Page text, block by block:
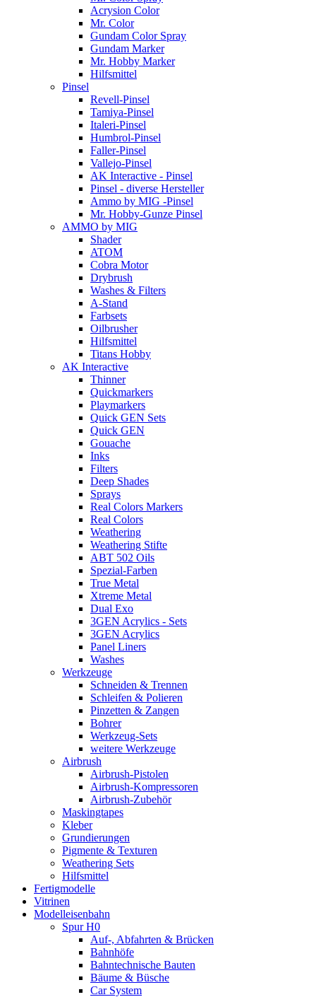
Acrysion Color
Mr. Color
Gundam Color Spray
Gundam Marker
Mr. Hobby Marker
Hilfsmittel
Pinsel
Revell-Pinsel
Tamiya-Pinsel
Italeri-Pinsel
Humbrol-Pinsel
Faller-Pinsel
Vallejo-Pinsel
AK Interactive - Pinsel
Pinsel - diverse Hersteller
Ammo by MIG -Pinsel
Mr. Hobby-Gunze Pinsel
AMMO by MIG
Shader
ATOM
Cobra Motor
Drybrush
Washes & Filters
A-Stand
Farbsets
Oilbrusher
Hilfsmittel
Titans Hobby
AK Interactive
Thinner
Quickmarkers
Playmarkers
Quick GEN Sets
Quick GEN
Gouache
Inks
Filters
Deep Shades
Sprays
Real Colors Markers
Real Colors
Weathering
Weathering Stifte
ABT 502 Oils
Spezial-Farben
True Metal
Xtreme Metal
Dual Exo
3GEN Acrylics - Sets
3GEN Acrylics
Panel Liners
Washes
Werkzeuge
Schneiden & Trennen
Schleifen & Polieren
Pinzetten & Zangen
Bohrer
Werkzeug-Sets
weitere Werkzeuge
Airbrush
Airbrush-Pistolen
Airbrush-Kompressoren
Airbrush-Zubehör
Maskingtapes
Kleber
Grundierungen
Pigmente & Texturen
Weathering Sets
Hilfsmittel
Fertigmodelle
Vitrinen
Modelleisenbahn
Spur H0
Auf-, Abfahrten & Brücken
Bahnhöfe
Bahntechnische Bauten
Bäume & Büsche
Car System